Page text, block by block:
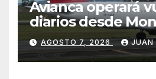
Avianca operará
diarios desde
Asunción hacia
AGOSTO 7, 2026 JUAN